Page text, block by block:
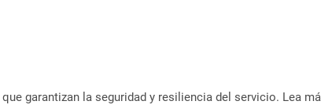
garantizan la seguridad y resiliencia del servicio. Lea